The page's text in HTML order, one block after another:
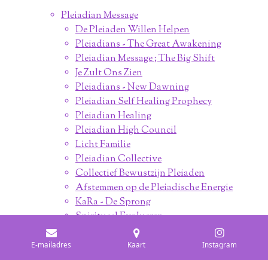
Pleiadian Message
De Pleiaden Willen Helpen
Pleiadians - The Great Awakening
Pleiadian Message ; The Big Shift
Je Zult Ons Zien
Pleiadians - New Dawning
Pleiadian Self Healing Prophecy
Pleiadian Healing
Pleiadian High Council
Licht Familie
Pleiadian Collective
Collectief Bewustzijn Pleiaden
Afstemmen op de Pleiadische Energie
KaRa - De Sprong
Spiritueel Evolueren
Sirian Message
E-mailadres Kaart Instagram